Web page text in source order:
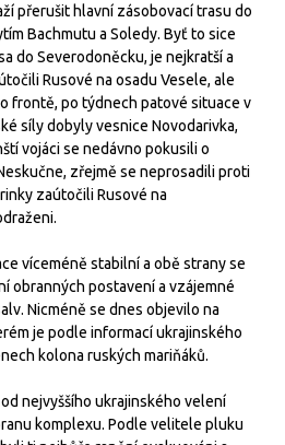
přerušit hlavní zásobovací trasu do
Bachmutu a Soledy. Byť to sice
do Severodoněcku, je nejkratší a
Rusové na osadu Vesele, ale
frontě, po týdnech patové situace v
síly dobyly vesnice Novodarivka,
vojáci se nedávno pokusili o
zřejmě se neprosadili proti
zaútočili Rusové na
víceméně stabilní a obě strany se
obranných postavení a vzájemné
Nicméně se dnes objevilo na
je podle informací ukrajinského
kolona ruských mariňáků.
nejvyššího ukrajinského velení
komplexu. Podle velitele pluku